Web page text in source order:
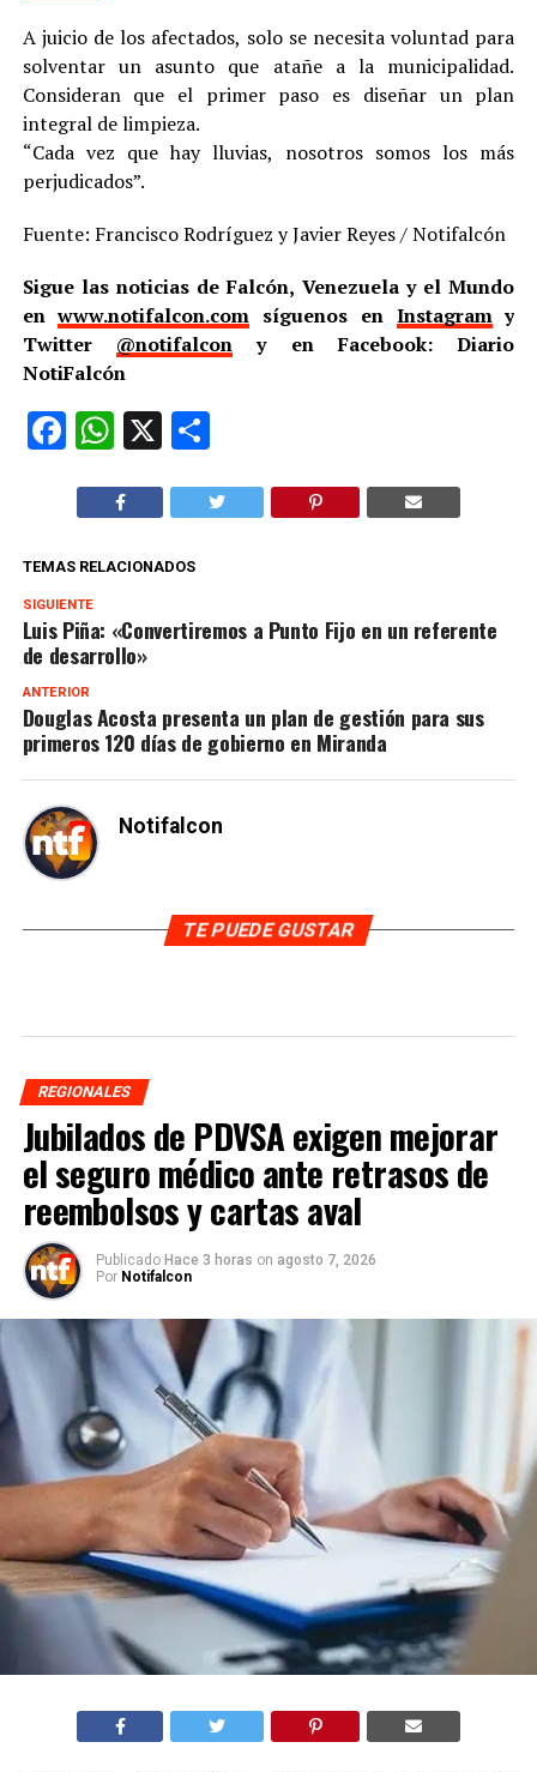
A juicio de los afectados, solo se necesita voluntad para
solventar un asunto que atañe a la municipalidad.
Consideran que el primer paso es diseñar un plan
integral de limpieza.
“Cada vez que hay lluvias, nosotros somos los más
perjudicados”.
Fuente: Francisco Rodríguez y Javier Reyes / Notifalcón
Sigue las noticias de Falcón, Venezuela y el Mundo
enwww.notifalcon.com síguenos en Instagramy
Twitter @notifalcon y en Facebook: Diario
NotiFalcón
Facebook
WhatsApp
X Compartir
TEMAS RELACIONADOS
SIGUIENTE
Luis Piña: «Convertiremos a Punto Fijo en un referente
de desarrollo»
ANTERIOR
Douglas Acosta presenta un plan de gestión para sus
primeros 120 días de gobierno en Miranda
Notifalcon
TE PUEDE GUSTAR
REGIONALES
Jubilados de PDVSA exigen mejorar
el seguro médico ante retrasos de
reembolsos y cartas aval
Publicado Hace 3 horas on agosto 7, 2026
Por Notifalcon